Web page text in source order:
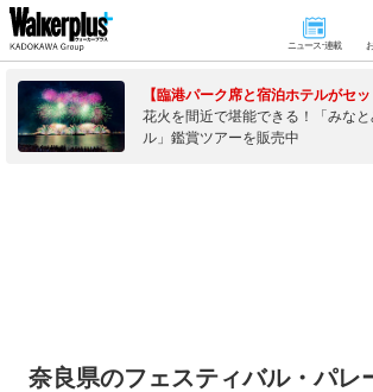
ニュース･連載
【臨港パーク席と宿泊ホテルがセッ
花火を間近で堪能できる！「みな
ル」鑑賞ツアーを販売中
奈良県のフェスティバル・パレ